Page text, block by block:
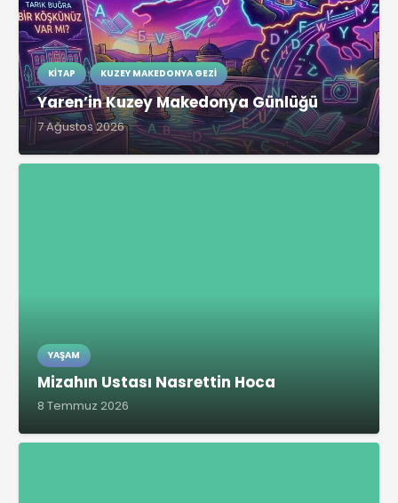
KITAP KUZEY MAKEDONYA GEZI
Yaren’in Kuzey Makedonya Günlüğü
7 Ağustos 2026
YAŞAM
Mizahın Ustası Nasrettin Hoca
8 Temmuz 2026